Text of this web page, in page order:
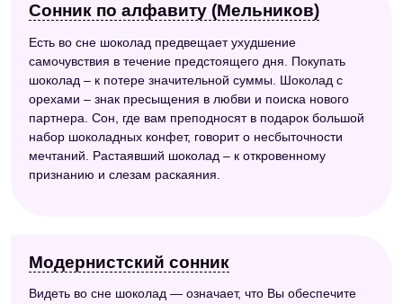
Сонник по алфавиту (Мельников)
Есть во сне шоколад предвещает ухудшение
самочувствия в течение предстоящего дня. Покупать
шоколад – к потере значительной суммы. Шоколад с
орехами – знак пресыщения в любви и поиска нового
партнера. Сон, где вам преподносят в подарок большой
набор шоколадных конфет, говорит о несбыточности
мечтаний. Растаявший шоколад – к откровенному
признанию и слезам раскаяния.
Модернистский сонник
Видеть во сне шоколад — означает, что Вы обеспечите